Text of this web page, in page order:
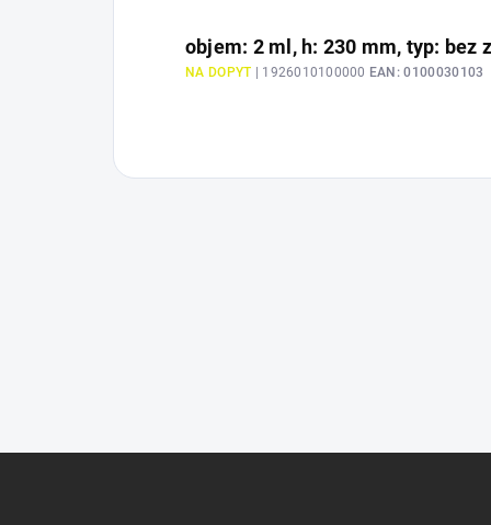
objem: 2 ml, h: 230 mm, typ: bez
NA DOPYT | 1926010100000 EAN: 0100030103